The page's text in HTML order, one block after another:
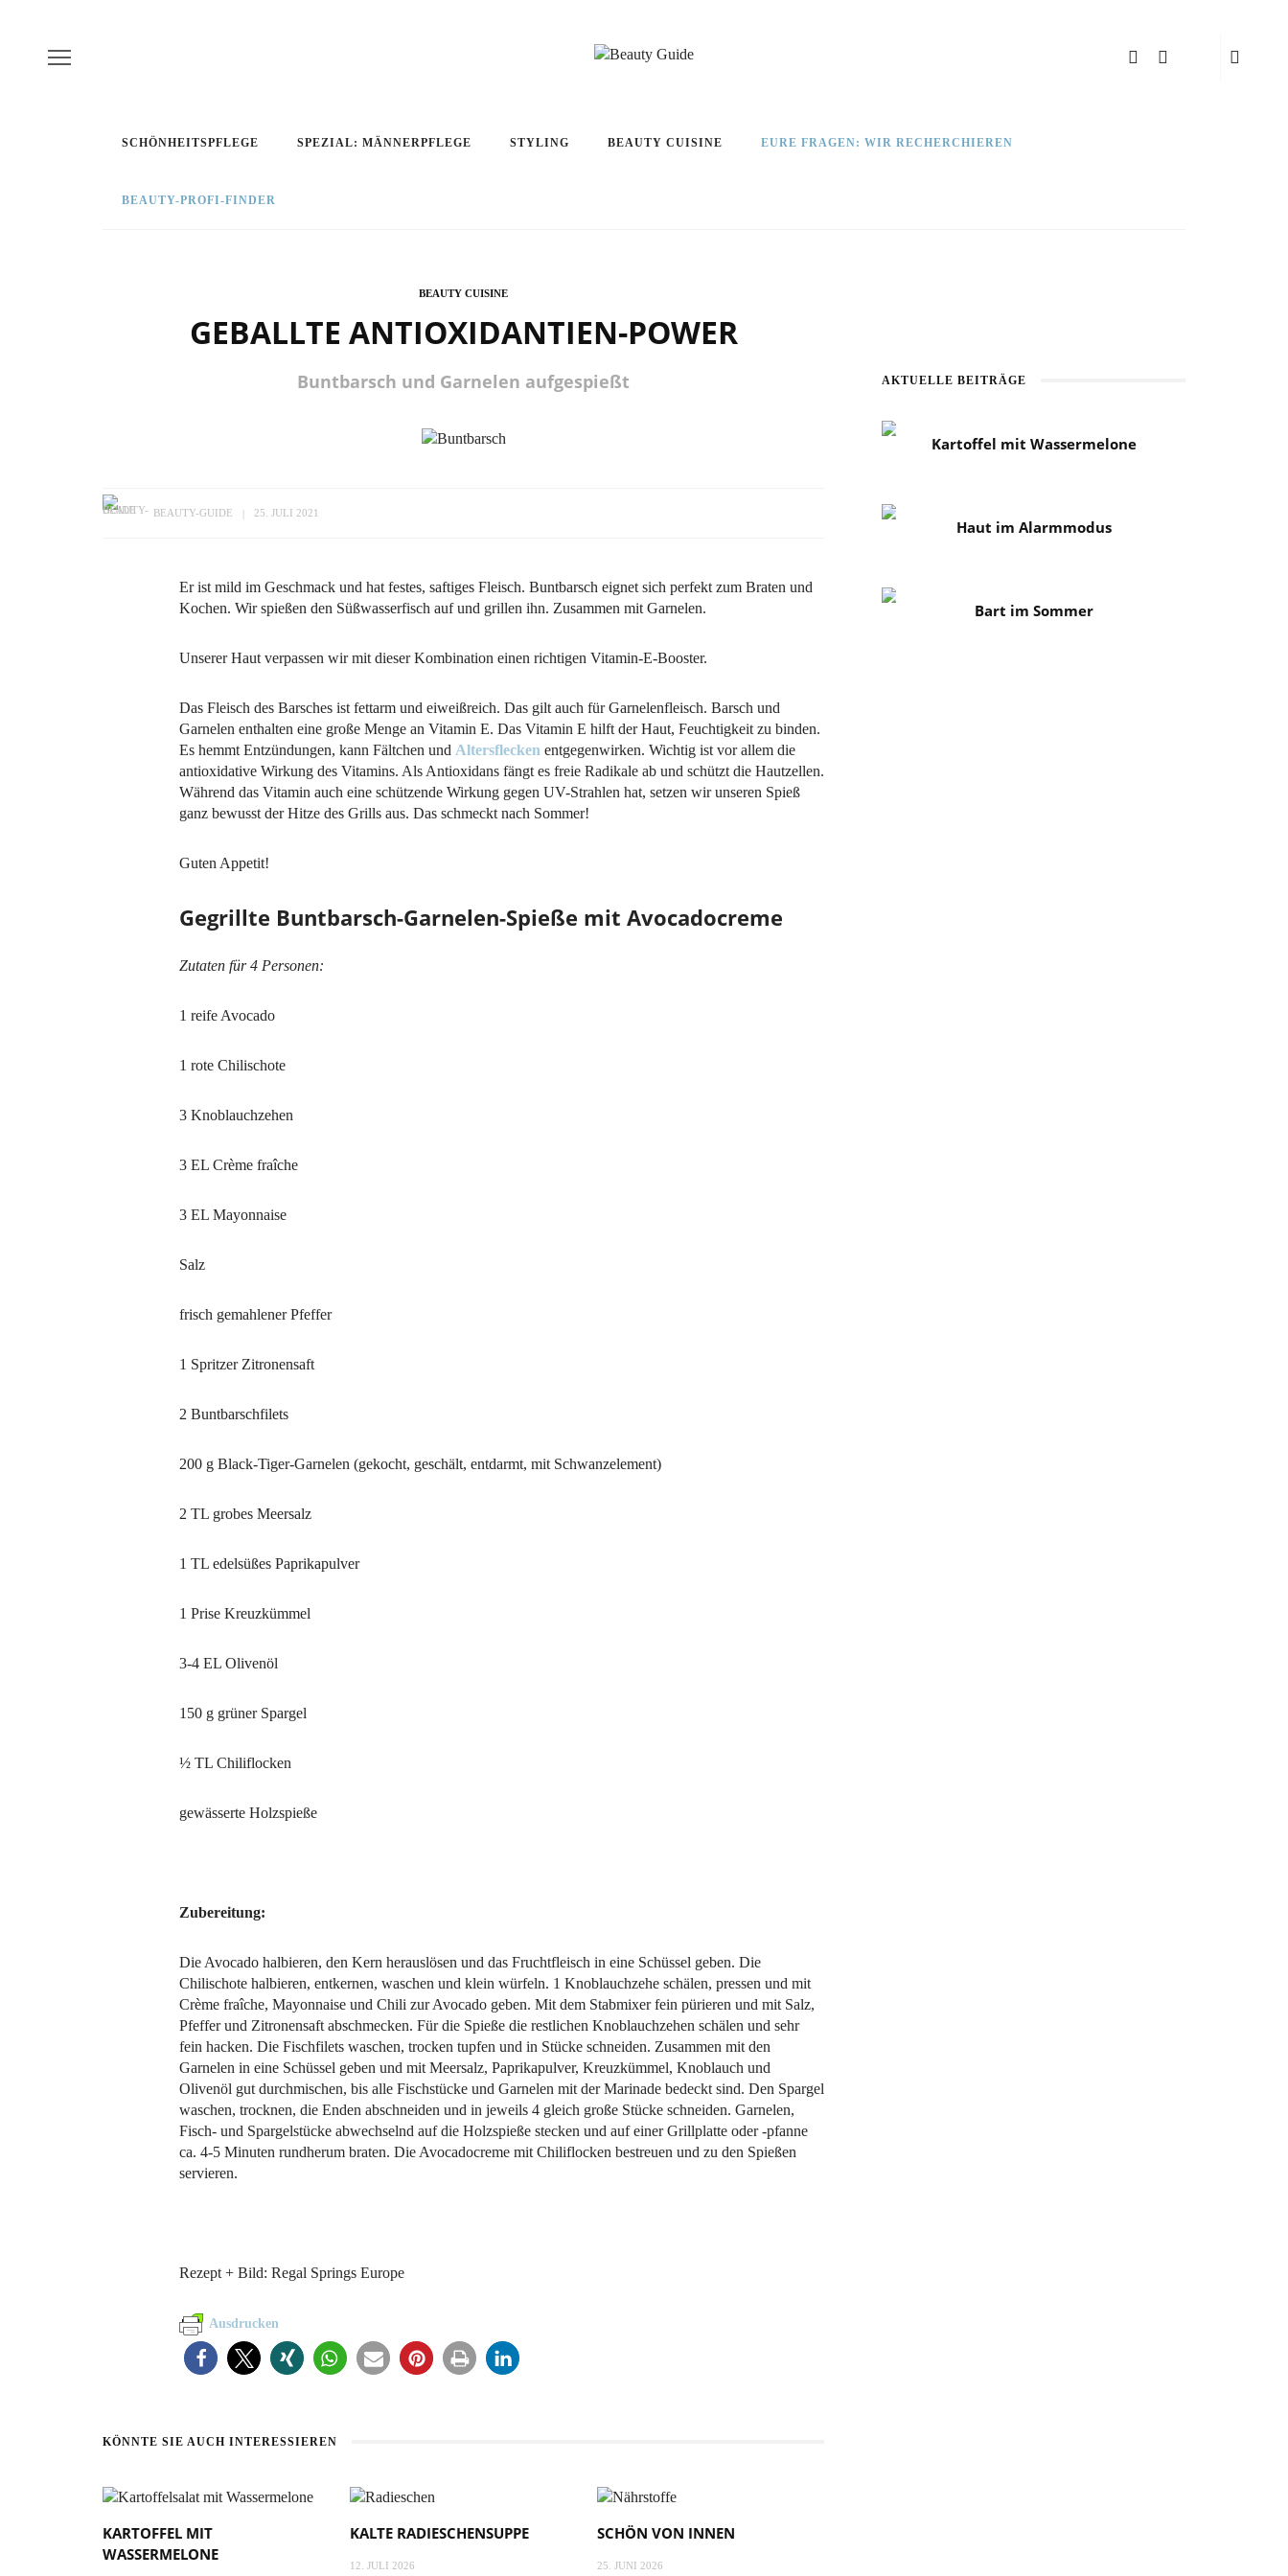
SCHÖNHEITSPFLEGE SPEZIAL: MÄNNERPFLEGE STYLING BEAUTY CUISINE EURE FRAGEN: WIR RECHERCHIEREN
BEAUTY-PROFI-FINDER
BEAUTY CUISINE
GEBALLTE ANTIOXIDANTIEN-POWER
Buntbarsch und Garnelen aufgespießt
BEAUTY-GUIDE 25. JULI 2021
Er ist mild im Geschmack und hat festes, saftiges Fleisch. Buntbarsch eignet sich perfekt zum Braten und
Kochen. Wir spießen den Süßwasserfisch auf und grillen ihn. Zusammen mit Garnelen.
Unserer Haut verpassen wir mit dieser Kombination einen richtigen Vitamin-E-Booster.
Das Fleisch des Barsches ist fettarm und eiweißreich. Das gilt auch für Garnelenfleisch. Barsch und
Garnelen enthalten eine große Menge an Vitamin E. Das Vitamin E hilft der Haut, Feuchtigkeit zu binden.
Es hemmt Entzündungen, kann Fältchen und Altersflecken entgegenwirken. Wichtig ist vor allem die
antioxidative Wirkung des Vitamins. Als Antioxidans fängt es freie Radikale ab und schützt die Hautzellen.
Während das Vitamin auch eine schützende Wirkung gegen UV-Strahlen hat, setzen wir unseren Spieß
ganz bewusst der Hitze des Grills aus. Das schmeckt nach Sommer!
Guten Appetit!
Gegrillte Buntbarsch-Garnelen-Spieße mit Avocadocreme
Zutaten für 4 Personen:
1 reife Avocado
1 rote Chilischote
3 Knoblauchzehen
3 EL Crème fraîche
3 EL Mayonnaise
Salz
frisch gemahlener Pfeffer
1 Spritzer Zitronensaft
2 Buntbarschfilets
200 g Black-Tiger-Garnelen (gekocht, geschält, entdarmt, mit Schwanzelement)
2 TL grobes Meersalz
1 TL edelsüßes Paprikapulver
1 Prise Kreuzkümmel
3-4 EL Olivenöl
150 g grüner Spargel
½ TL Chiliflocken
gewässerte Holzspieße
Zubereitung:
Die Avocado halbieren, den Kern herauslösen und das Fruchtfleisch in eine Schüssel geben. Die
Chilischote halbieren, entkernen, waschen und klein würfeln. 1 Knoblauchzehe schälen, pressen und mit
Crème fraîche, Mayonnaise und Chili zur Avocado geben. Mit dem Stabmixer fein pürieren und mit Salz,
Pfeffer und Zitronensaft abschmecken. Für die Spieße die restlichen Knoblauchzehen schälen und sehr
fein hacken. Die Fischfilets waschen, trocken tupfen und in Stücke schneiden. Zusammen mit den
Garnelen in eine Schüssel geben und mit Meersalz, Paprikapulver, Kreuzkümmel, Knoblauch und
Olivenöl gut durchmischen, bis alle Fischstücke und Garnelen mit der Marinade bedeckt sind. Den Spargel
waschen, trocknen, die Enden abschneiden und in jeweils 4 gleich große Stücke schneiden. Garnelen,
Fisch- und Spargelstücke abwechselnd auf die Holzspieße stecken und auf einer Grillplatte oder -pfanne
ca. 4-5 Minuten rundherum braten. Die Avocadocreme mit Chiliflocken bestreuen und zu den Spießen
servieren.
Rezept + Bild: Regal Springs Europe
Ausdrucken
KÖNNTE SIE AUCH INTERESSIEREN
KARTOFFEL MIT
WASSERMELONE
KALTE RADIESCHENSUPPE
12. JULI 2026
SCHÖN VON INNEN
25. JUNI 2026
AKTUELLE BEITRÄGE
Kartoffel mit Wassermelone
Haut im Alarmmodus
Bart im Sommer